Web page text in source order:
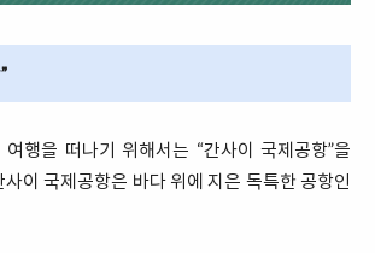
행을 떠나기 위해서는 “간사이 국제공항”을
이 국제공항은 바다 위에 지은 독특한 공항인